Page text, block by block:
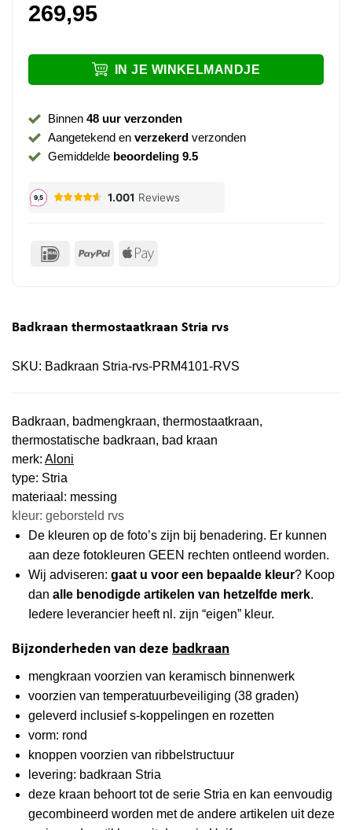
269,95
IN JE WINKELMANDJE
Binnen 48 uur verzonden
Aangetekend en verzekerdverzonden
Gemiddelde beoordeling 9.5
IDeal PayPal Apple
Badkraan thermostaatkraan Stria rvs
SKU: Badkraan Stria-rvs-PRM4101-RVS
Badkraan, badmengkraan, thermostaatkraan,
thermostatische badkraan, bad kraan
merk: Aloni
type: Stria
materiaal: messing
kleur: geborsteld rvs
De kleuren op de foto’s zijn bij benadering. Er kunnen
aan deze fotokleuren GEEN rechten ontleend worden.
Wij adviseren: gaat u voor een bepaalde kleur? Koop
dan alle benodigde artikelen van hetzelfde merk.
Iedere leverancier heeft nl. zijn “eigen” kleur.
Bijzonderheden van deze badkraan
mengkraan voorzien van keramisch binnenwerk
voorzien van temperatuurbeveiliging (38 graden)
geleverd inclusief s-koppelingen en rozetten
vorm: rond
knoppen voorzien van ribbelstructuur
levering: badkraan Stria
deze kraan behoort tot de serie Stria en kan eenvoudig
gecombineerd worden met de andere artikelen uit deze